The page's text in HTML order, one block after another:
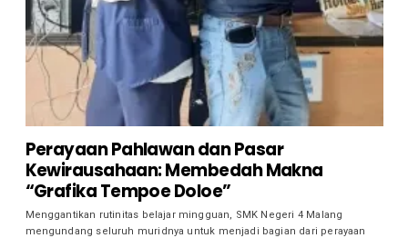
Perayaan Pahlawan dan Pasar
Kewirausahaan: Membedah Makna
“Grafika Tempoe Doloe”
Menggantikan rutinitas belajar mingguan, SMK Negeri 4 Malang
mengundang seluruh muridnya untuk menjadi bagian dari perayaan